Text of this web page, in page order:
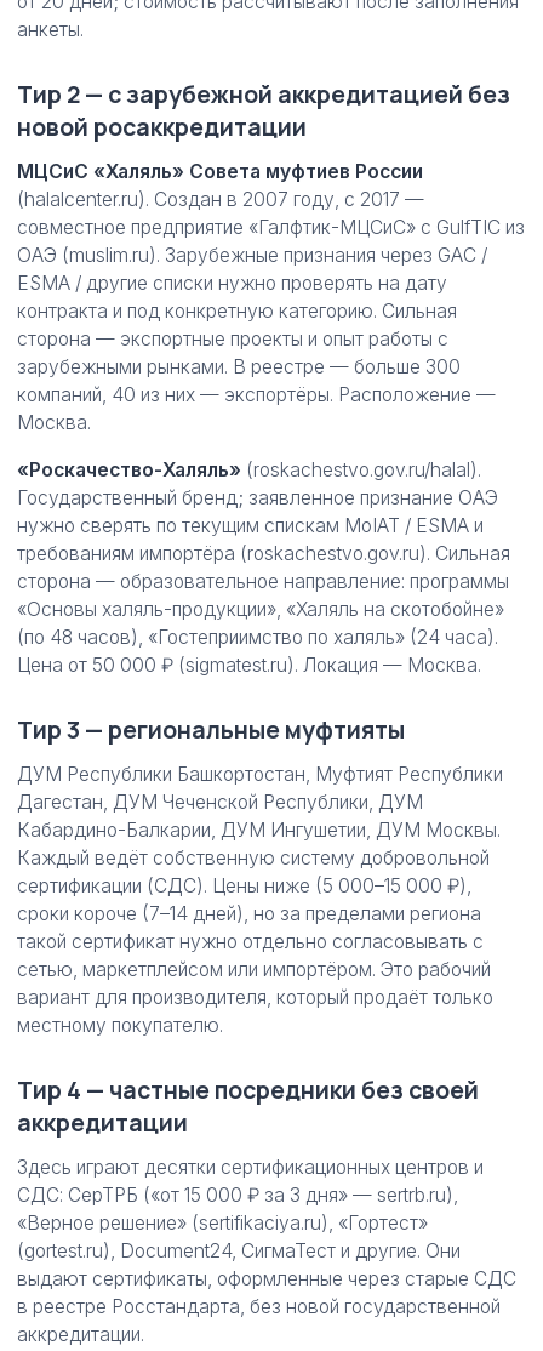
анкеты.
Тир 2 — с зарубежной аккредитацией без
новой росаккредитации
МЦСиС «Халяль» Совета муфтиев России
(halalcenter.ru). Создан в 2007 году, с 2017 —
совместное предприятие «Галфтик-МЦСиС» с GulfTIC из
ОАЭ (muslim.ru). Зарубежные признания через GAC /
ESMA / другие списки нужно проверять на дату
контракта и под конкретную категорию. Сильная
сторона — экспортные проекты и опыт работы с
зарубежными рынками. В реестре — больше 300
компаний, 40 из них — экспортёры. Расположение —
Москва.
«Роскачество-Халяль» (roskachestvo.gov.ru/halal).
Государственный бренд; заявленное признание ОАЭ
нужно сверять по текущим спискам MoIAT / ESMA и
требованиям импортёра (roskachestvo.gov.ru). Сильная
сторона — образовательное направление: программы
«Основы халяль-продукции», «Халяль на скотобойне»
(по 48 часов), «Гостеприимство по халяль» (24 часа).
Цена от 50 000 ₽ (sigmatest.ru). Локация — Москва.
Тир 3 — региональные муфтияты
ДУМ Республики Башкортостан, Муфтият Республики
Дагестан, ДУМ Чеченской Республики, ДУМ
Кабардино-Балкарии, ДУМ Ингушетии, ДУМ Москвы.
Каждый ведёт собственную систему добровольной
сертификации (СДС). Цены ниже (5 000–15 000 ₽),
сроки короче (7–14 дней), но за пределами региона
такой сертификат нужно отдельно согласовывать с
сетью, маркетплейсом или импортёром. Это рабочий
вариант для производителя, который продаёт только
местному покупателю.
Тир 4 — частные посредники без своей
аккредитации
Здесь играют десятки сертификационных центров и
СДС: СерТРБ («от 15 000 ₽ за 3 дня» — sertrb.ru),
«Верное решение» (sertifikaciya.ru), «Гортест»
(gortest.ru), Document24, СигмаТест и другие. Они
выдают сертификаты, оформленные через старые СДС
в реестре Росстандарта, без новой государственной
аккредитации.